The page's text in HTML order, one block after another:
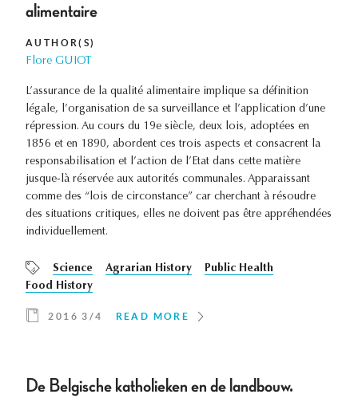
alimentaire
AUTHOR(S)
Flore GUIOT
L’assurance de la qualité alimentaire implique sa définition
légale, l’organisation de sa surveillance et l’application d’une
répression. Au cours du 19e siècle, deux lois, adoptées en
1856 et en 1890, abordent ces trois aspects et consacrent la
responsabilisation et l’action de l’Etat dans cette matière
jusque-là réservée aux autorités communales. Apparaissant
comme des “lois de circonstance” car cherchant à résoudre
des situations critiques, elles ne doivent pas être appréhendées
individuellement.
Science Agrarian History
Public Health
Food History
2016 3/4 READ MORE
De Belgische katholieken en de landbouw.